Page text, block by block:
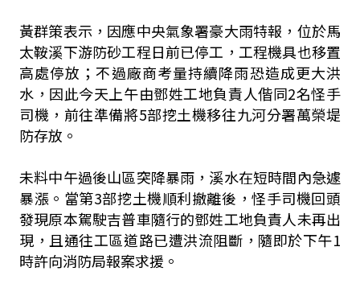
黃群策表示，因應中央氣象署豪大雨特報，位於馬
太鞍溪下游防砂工程日前已停工，工程機具也移置
高處停放；不過廠商考量持續降雨恐造成更大洪
水，因此今天上午由鄧姓工地負責人偕同2名怪手
司機，前往準備將5部挖土機移往九河分署萬榮堤
防存放。
未料中午過後山區突降暴雨，溪水在短時間內急遽
暴漲。當第3部挖土機順利撤離後，怪手司機回頭
發現原本駕駛吉普車隨行的鄧姓工地負責人未再出
現，且通往工區道路已遭洪流阻斷，隨即於下午1
時許向消防局報案求援。